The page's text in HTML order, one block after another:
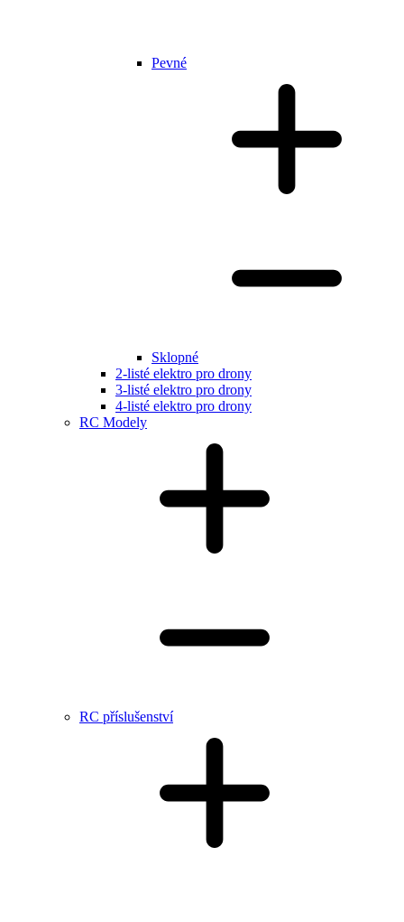
Pevné
Sklopné
2-listé elektro pro drony
3-listé elektro pro drony
4-listé elektro pro drony
RC Modely
RC příslušenství